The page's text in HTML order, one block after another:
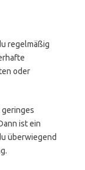
regelmäßig
oder
geringes
ist ein
überwiegend